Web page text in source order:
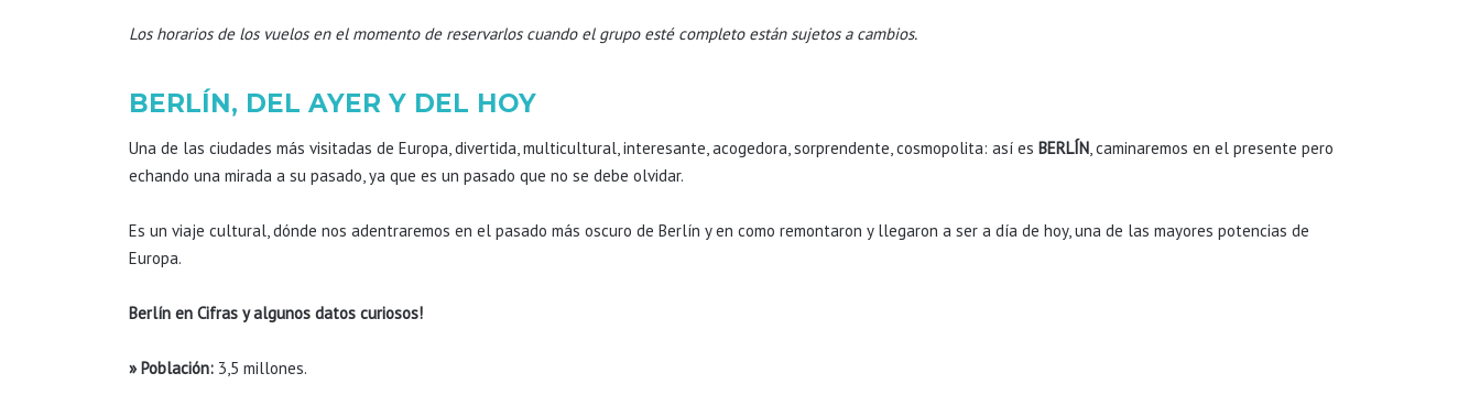
Los horarios de los vuelos en el momento de reservarlos cuando el grupo esté completo están sujetos a cambios.
BERLÍN, DEL AYER Y DEL HOY
Una de las ciudades más visitadas de Europa, divertida, multicultural, interesante, acogedora, sorprendente, cosmopolita: así es BERLÍN, caminaremos en el presente pero
echando una mirada a su pasado, ya que es un pasado que no se debe olvidar.
Es un viaje cultural, dónde nos adentraremos en el pasado más oscuro de Berlín y en como remontaron y llegaron a ser a día de hoy, una de las mayores potencias de
Europa.
Berlín en Cifras y algunos datos curiosos!
» Población: 3,5 millones.